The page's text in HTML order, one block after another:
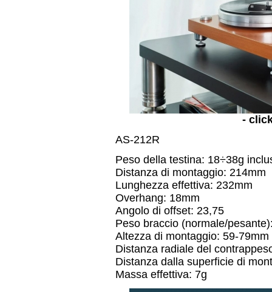
-
AS-212R
Peso della testina: 18÷38g
Distanza di montaggio: 214mm
Lunghezza effettiva: 232mm
Overhang: 18mm
Angolo di offset: 23,75
Peso braccio (normale/
Altezza di montaggio: 59-79mm
Distanza radiale del
Distanza dalla superficie di
Massa effettiva: 7g